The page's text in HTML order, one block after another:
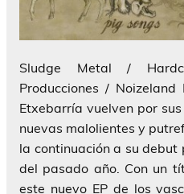
Sludge Metal /
Producciones /
Etxebarría vuelven por
nuevas malolientes y
la continuación a su
del pasado año. Con un
este nuevo EP de los